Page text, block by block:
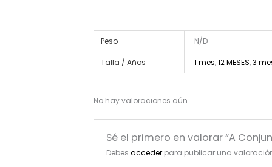
Peso N/D
Talla / Años 1 mes,12 MESES,3
No hay valoraciones aún.
Sé el primero en valorar “A
Debesacceder para publicar una